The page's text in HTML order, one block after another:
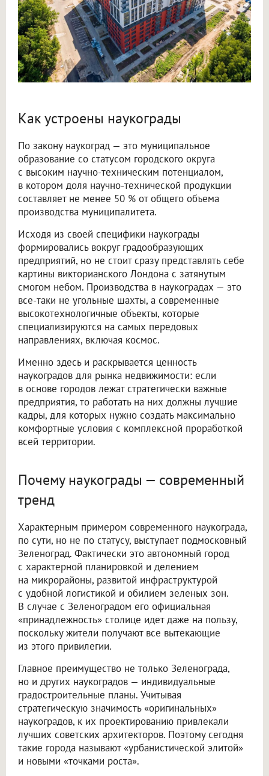
Как устроены наукограды
По закону наукоград — это муниципальное
образование со статусом городского округа
с высоким научно-техническим потенциалом,
в котором доля научно-технической продукции
составляет не менее 50 % от общего объема
производства муниципалитета.
Исходя из своей специфики наукограды
формировались вокруг градообразующих
предприятий, но не стоит сразу представлять себе
картины викторианского Лондона с затянутым
смогом небом. Производства в наукоградах — это
все-таки не угольные шахты, а современные
высокотехнологичные объекты, которые
специализируются на самых передовых
направлениях, включая космос.
Именно здесь и раскрывается ценность
наукоградов для рынка недвижимости: если
в основе городов лежат стратегически важные
предприятия, то работать на них должны лучшие
кадры, для которых нужно создать максимально
комфортные условия с комплексной проработкой
всей территории.
Почему наукограды — современный
тренд
Характерным примером современного наукограда,
по сути, но не по статусу, выступает подмосковный
Зеленоград. Фактически это автономный город
с характерной планировкой и делением
на микрорайоны, развитой инфраструктурой
с удобной логистикой и обилием зеленых зон.
В случае с Зеленоградом его официальная
«принадлежность» столице идет даже на пользу,
поскольку жители получают все вытекающие
из этого привилегии.
Главное преимущество не только Зеленограда,
но и других наукоградов — индивидуальные
градостроительные планы. Учитывая
стратегическую значимость «оригинальных»
наукоградов, к их проектированию привлекали
лучших советских архитекторов. Поэтому сегодня
такие города называют «урбанистической элитой»
и новыми «точками роста».